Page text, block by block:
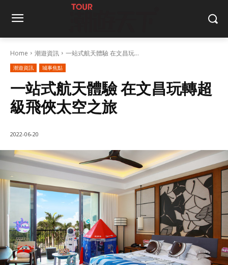
Home 潮遊資訊 一站式航天體驗 在文昌玩...
潮遊資訊 城事焦點
一站式航天體驗 在文昌玩轉超
級飛俠太空之旅
2022-06-20